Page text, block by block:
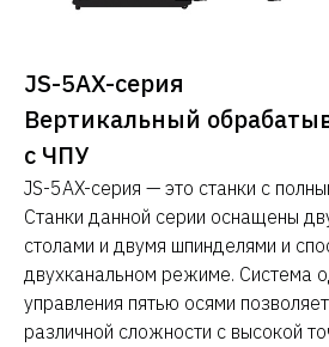
JS-5AX-серия
Вертикальный
с ЧПУ
JS-5AX-серия — это станки с
Станки данной серии оснащены
столами и двумя шпинделями и
двухканальном режиме. Система
управления пятью осями
различной сложности с высокой